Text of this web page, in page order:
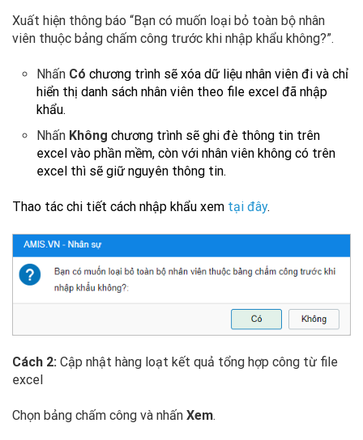
Xuất hiện thông báo “Bạn có muốn loại bỏ toàn bộ nhân
viên thuộc bảng chấm công trước khi nhập khẩu không?”.
Nhấn Có chương trình sẽ xóa dữ liệu nhân viên đi và chỉ
hiển thị danh sách nhân viên theo file excel đã nhập
khẩu.
Nhấn Không chương trình sẽ ghi đè thông tin trên
excel vào phần mềm, còn với nhân viên không có trên
excel thì sẽ giữ nguyên thông tin.
Thao tác chi tiết cách nhập khẩu xem tại đây.
Cách 2: Cập nhật hàng loạt kết quả tổng hợp công từ file
excel
Chọn bảng chấm công và nhấn Xem.